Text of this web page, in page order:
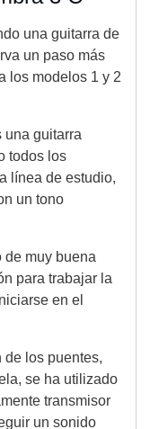
una guitarra de
un paso más
los modelos 1 y 2
una guitarra
todos los
línea de estudio,
un tono
de muy buena
para trabajar la
en el
de los puentes,
se ha utilizado
transmisor
un sonido